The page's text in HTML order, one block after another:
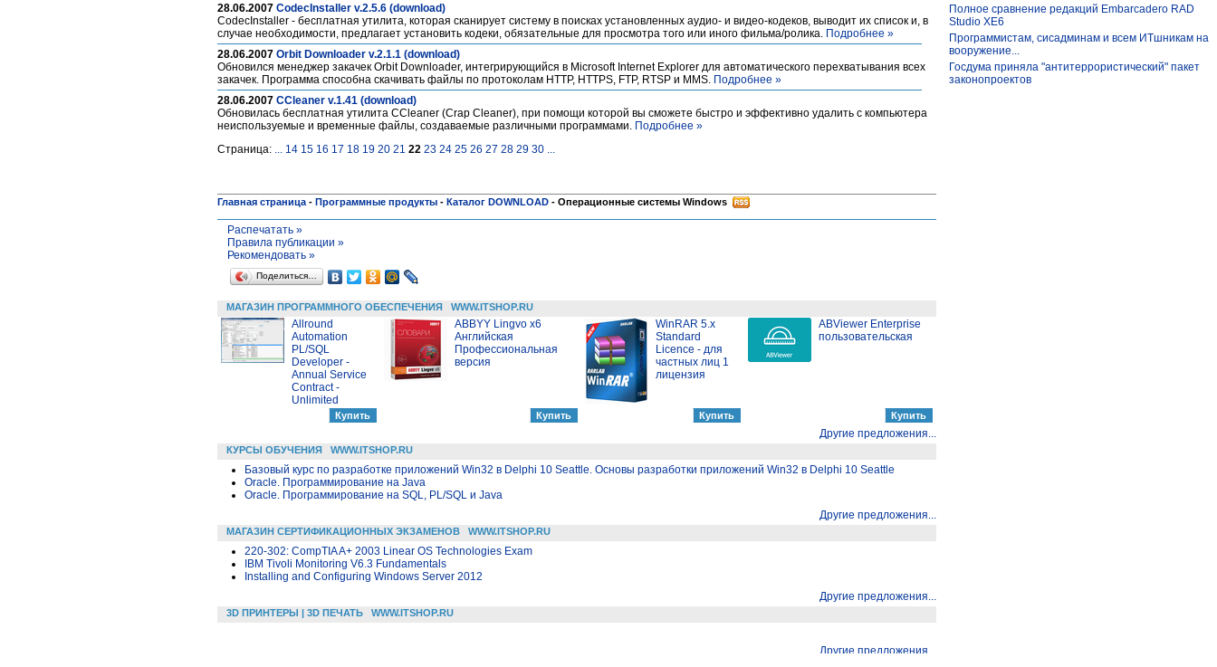
28.06.2007 CodecInstaller v.2.5.6 (download)
CodecInstaller - бесплатная утилита, которая сканирует систему в поисках установленных аудио- и видео-кодеков, выводит их список и, в
случае необходимости, предлагает установить кодеки, обязательные для просмотра того или иного фильма/ролика. Подробнее »
28.06.2007 Orbit Downloader v.2.1.1 (download)
Обновился менеджер закачек Orbit Downloader, интегрирующийся в Microsoft Internet Explorer для автоматического перехватывания всех
закачек. Программа способна скачивать файлы по протоколам HTTP, HTTPS, FTP, RTSP и MMS. Подробнее »
28.06.2007 CCleaner v.1.41 (download)
Обновилась бесплатная утилита CCleaner (Crap Cleaner), при помощи которой вы сможете быстро и эффективно удалить с компьютера
неиспользуемые и временные файлы, создаваемые различными программами. Подробнее »
Страница: ... 14 15 16 17 18 19 20 21 22 23 24 25 26 27 28 29 30 ...
Главная страница - Программные продукты - Каталог DOWNLOAD - Операционные системы Windows
Распечатать »
Правила публикации »
Рекомендовать »
Поделиться…
МАГАЗИН ПРОГРАММНОГО ОБЕСПЕЧЕНИЯ WWW.ITSHOP.RU
Allround
Automation
PL/SQL
Developer -
Annual Service
Contract -
Unlimited
ABBYY Lingvo x6
Английская
Профессиональная
версия
WinRAR 5.x
Standard
Licence - для
частных лиц 1
лицензия
ABViewer Enterprise
пользовательская
Другие предложения...
КУРСЫ ОБУЧЕНИЯ WWW.ITSHOP.RU
Базовый курс по разработке приложений Win32 в Delphi 10 Seattle. Основы разработки приложений Win32 в Delphi 10 Seattle
Oracle. Программирование на Java
Oracle. Программирование на SQL, PL/SQL и Java
Другие предложения...
МАГАЗИН СЕРТИФИКАЦИОННЫХ ЭКЗАМЕНОВ WWW.ITSHOP.RU
220-302: CompTIA A+ 2003 Linear OS Technologies Exam
IBM Tivoli Monitoring V6.3 Fundamentals
Installing and Configuring Windows Server 2012
Другие предложения...
3D ПРИНТЕРЫ | 3D ПЕЧАТЬ WWW.ITSHOP.RU
Другие предложения...
Полное сравнение редакций Embarcadero RAD
Studio XE6
Программистам, сисадминам и всем ИТшникам на
вооружение...
Госдума приняла "антитеррористический" пакет
законопроектов